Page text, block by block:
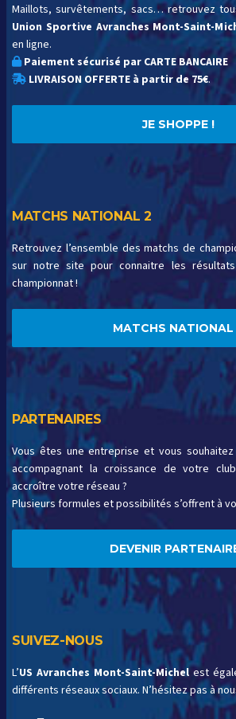
Maillots, survêtements, sacs… retrouvez
Union Sportive Avranches Mont-Saint-
en ligne.
Paiement sécurisé par CARTE BANCAIRE
LIVRAISON OFFERTE à partir de 75€.
JE SHOPPE !
MATCHS NATIONAL 2
Retrouvez l’ensemble des matchs de
sur notre site pour connaitre les résultats
championnat !
MATCHS NATIONAL
PARTENAIRES
Vous êtes une entreprise et vous
accompagnant la croissance de votre
accroître votre réseau ?
Plusieurs formules et possibilités s’offrent à
DEVENIR
SUIVEZ-NOUS
L’US Avranches Mont-Saint-Michel est
différents réseaux sociaux. N’hésitez pas à